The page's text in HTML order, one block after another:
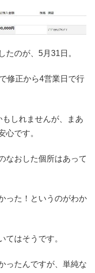
たのが、5月31日。
修正から4営業日で行
しれませんが、まあ
心です。
なおした個所はあって
った！というのがわか
てはそうです。
ったんですが、単純な